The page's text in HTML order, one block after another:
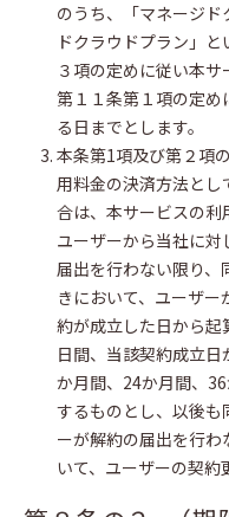
のうち、「マネージ
ドクラウドプラン」
３項の定めに従い本サ
第１１条第１項の定
る日までとします。
本条第1項及び第２項
用料金の決済方法と
合は、本サービスの
ユーザーから当社に
届出を行わない限り、
きにおいて、ユーザ
約が成立した日から起
日間、当該契約成立
か月間、24か月間、
するものとし、以後
ーが解約の届出を行
いて、ユーザーの契約